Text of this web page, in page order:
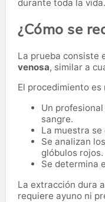
durante toda la vida.
¿Cómo se
La prueba consiste
venosa, similar a
El procedimiento es
Un
sangre.
La muestra
Se analizan
glóbulos rojos.
Se determina
La extracción dura
requiere ayuno ni